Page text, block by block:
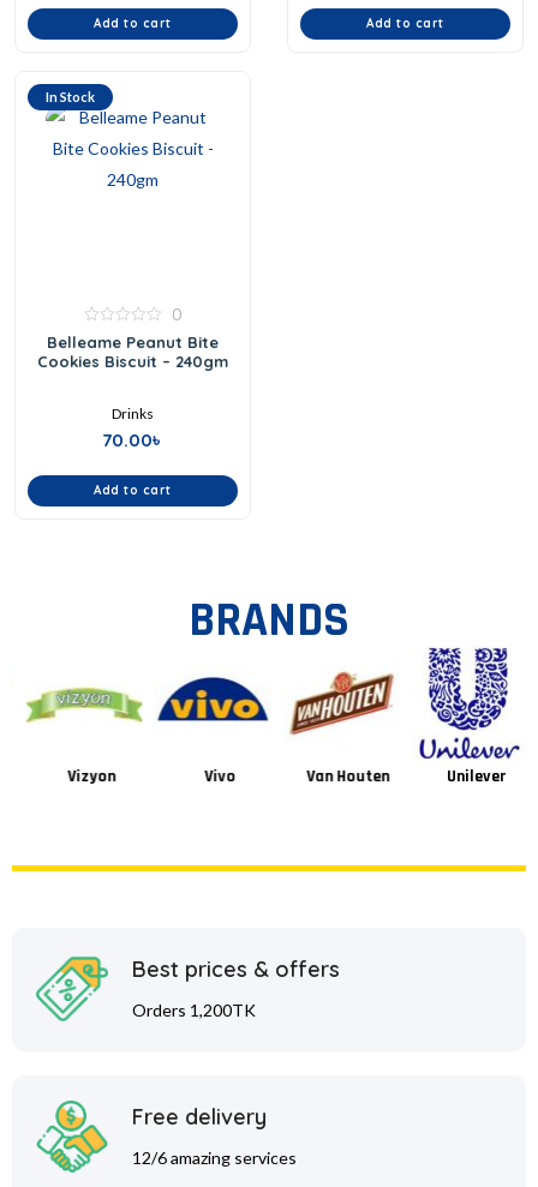
Add to cart Add to cart
In Stock
out
of
0
Belleame Peanut Bite
Cookies Biscuit – 240gm
Drinks
70.00৳
Add to cart
BRANDS
Vizyon Vivo Van Houten Unilever
Best prices & offers
Orders 1,200TK
Free delivery
12/6 amazing services